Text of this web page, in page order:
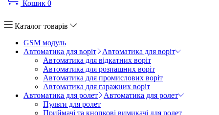
Кошик 0
Каталог товарів
GSM модуль
Автоматика для воріт
Автоматика для воріт
Автоматика для відкатних воріт
Автоматика для розпашних воріт
Автоматика для промислових воріт
Автоматика для гаражних воріт
Автоматика для ролет
Автоматика для ролет
Пульти для ролет
Приймачі та кнопкові вимикачі для ролет